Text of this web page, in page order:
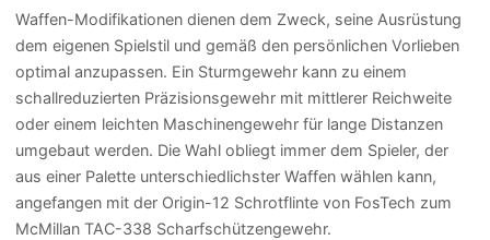
Waffen-Modifikationen dienen dem Zweck, seine Ausrüstung
dem eigenen Spielstil und gemäß den persönlichen Vorlieben
optimal anzupassen. Ein Sturmgewehr kann zu einem
schallreduzierten Präzisionsgewehr mit mittlerer Reichweite
oder einem leichten Maschinengewehr für lange Distanzen
umgebaut werden. Die Wahl obliegt immer dem Spieler, der
aus einer Palette unterschiedlichster Waffen wählen kann,
angefangen mit der Origin-12 Schrotflinte von FosTech zum
McMillan TAC-338 Scharfschützengewehr.